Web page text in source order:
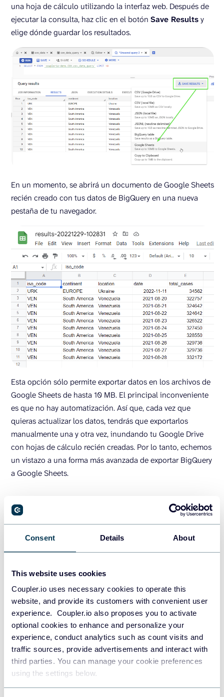
Consent Details About
This website uses cookies
Coupler.io uses necessary cookies to operate this
website, and provide its customers with convenient user
experience. Coupler.io also proposes you to activate
optional cookies to enhance and personalize your
experience, conduct analytics such as count visits and
traffic sources, provide advertisements and interact with
third parties. You can manage your cookie preferences
using the settings below.
una hoja de cálculo utilizando la interfaz web. Después de
ejecutar la consulta, haz clic en el botón Save Resultsy
elige dónde guardar los resultados.
En un momento, se abrirá un documento de Google Sheets
recién creado con tus datos de BigQuery en una nueva
pestaña de tu navegador.
Esta opción sólo permite exportar datos en los archivos de
Google Sheets de hasta 10 MB. El principal inconveniente
es que no hay automatización. Así que, cada vez que
quieras actualizar los datos, tendrás que exportarlos
manualmente una y otra vez, inundando tu Google Drive
con hojas de cálculo recién creadas. Por lo tanto, echemos
un vistazo a una forma más avanzada de exportar BigQuery
a Google Sheets.
BigQuery a Google Sheets con
Connected Sheets
Connected Sheets, un antiguo conector de datos de
BigQuery en Google Sheets. Permite analizar los datos de
esto último también es posible si necesitas obtener una
tabla o consulta disponible en formato Google Sheets.
Además, Connected Sheets admite la actualización de
datos de forma programada, lo que significa que ya no es
necesario exportar manualmente los datos de BigQuery.
Veamos cómo funciona.